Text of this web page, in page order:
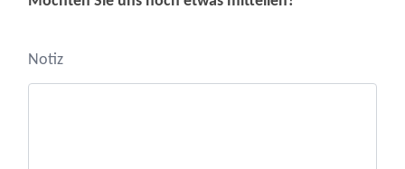
Notiz